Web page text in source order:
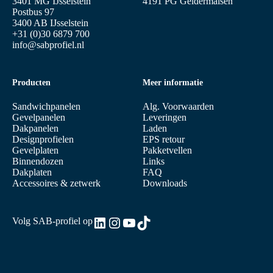
Postbus 97
3400 AB IJsselstein
+31 (0)30 6879 700
info@sabprofiel.nl
Producten
Sandwichpanelen
Gevelpanelen
Dakpanelen
Designprofielen
Gevelplaten
Binnendozen
Dakplaten
Accessoires & zetwerk
Meer informatie
Alg. Voorwaarden
Leveringen
Laden
EPS retour
Pakketvellen
Links
FAQ
Downloads
Volg SAB-profiel opLinkedIn
Instagram
YouTube
TikTok